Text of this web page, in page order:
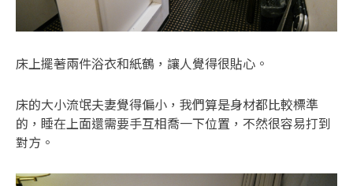
床上擺著兩件浴衣和紙鶴，讓人覺得很貼心。
床的大小流氓夫妻覺得偏小，我們算是身材都比較標準
的，睡在上面還需要手互相喬一下位置，不然很容易打到
對方。